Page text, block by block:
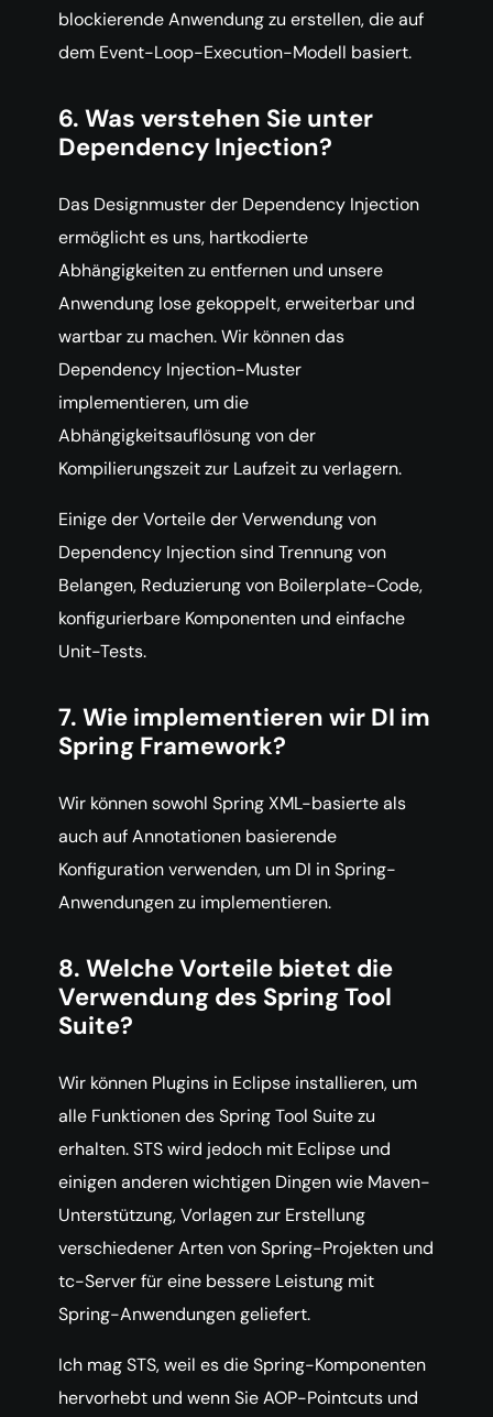
blockierende Anwendung zu erstellen, die auf
dem Event-Loop-Execution-Modell basiert.
6. Was verstehen Sie unter
Dependency Injection?
Das Designmuster der Dependency Injection
ermöglicht es uns, hartkodierte
Abhängigkeiten zu entfernen und unsere
Anwendung lose gekoppelt, erweiterbar und
wartbar zu machen. Wir können das
Dependency Injection-Muster
implementieren, um die
Abhängigkeitsauflösung von der
Kompilierungszeit zur Laufzeit zu verlagern.
Einige der Vorteile der Verwendung von
Dependency Injection sind Trennung von
Belangen, Reduzierung von Boilerplate-Code,
konfigurierbare Komponenten und einfache
Unit-Tests.
7. Wie implementieren wir DI im
Spring Framework?
Wir können sowohl Spring XML-basierte als
auch auf Annotationen basierende
Konfiguration verwenden, um DI in Spring-
Anwendungen zu implementieren.
8. Welche Vorteile bietet die
Verwendung des Spring Tool
Suite?
Wir können Plugins in Eclipse installieren, um
alle Funktionen des Spring Tool Suite zu
erhalten. STS wird jedoch mit Eclipse und
einigen anderen wichtigen Dingen wie Maven-
Unterstützung, Vorlagen zur Erstellung
verschiedener Arten von Spring-Projekten und
tc-Server für eine bessere Leistung mit
Spring-Anwendungen geliefert.
Ich mag STS, weil es die Spring-Komponenten
hervorhebt und wenn Sie AOP-Pointcuts und